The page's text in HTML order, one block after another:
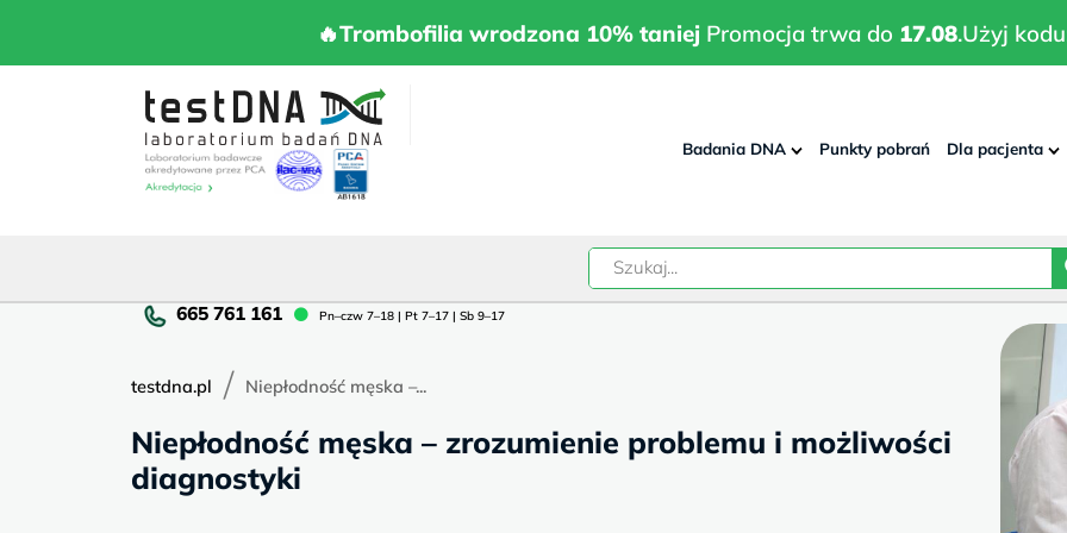
🔥Trombofilia wrodzona 10% taniej Promocja trwa do 17.08.Użyj
🔥Trombofilia wrodzona 10% taniej Promocja trwa do 17.08.Użyj kodu:
Pn–czw 7–18 | Pt 7–17 | Sb 9–17Pn–
Pt
7–
Badania DNA Punkty pobrań Dla pacjenta
testdna.pl / Niepłodność męska –...
Niepłodność męska – zrozumienie problemu i możliwości
diagnostyki